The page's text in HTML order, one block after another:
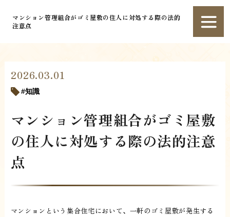
マンション管理組合がゴミ屋敷の住人に対処する際の法的
注意点
2026.03.01
知識
マンション管理組合がゴミ屋敷
の住人に対処する際の法的注意
点
マンションという集合住宅において、一軒のゴミ屋敷が発生する